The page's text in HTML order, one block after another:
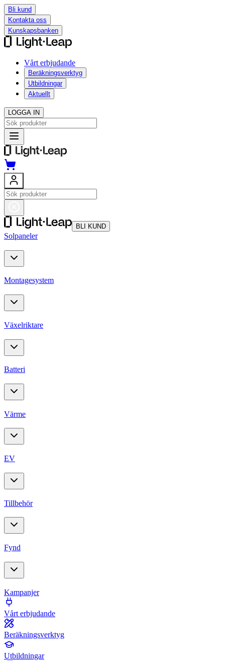
Bli kund
Kontakta oss
Kunskapsbanken
Vårt erbjudande
Beräkningsverktyg
Utbildningar
Aktuellt
LOGGA IN
BLI KUND
Solpaneler
Montagesystem
Växelriktare
Batteri
Värme
EV
Tillbehör
Fynd
Kampanjer
Vårt erbjudande
Beräkningsverktyg
Utbildningar